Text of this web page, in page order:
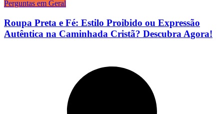
Perguntas em Geral
Roupa Preta e Fé: Estilo Proibido ou Expressão
Autêntica na Caminhada Cristã? Descubra Agora!